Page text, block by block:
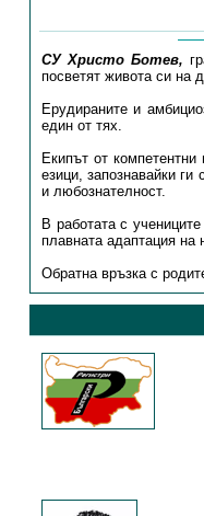
СУ Христо Ботев,
посветят живота си на
Ерудираните и
един от тях.
Екипът от
езици, запознавайки ги
и любознателност.
В работата с
плавната адаптация на
Обратна връзка с